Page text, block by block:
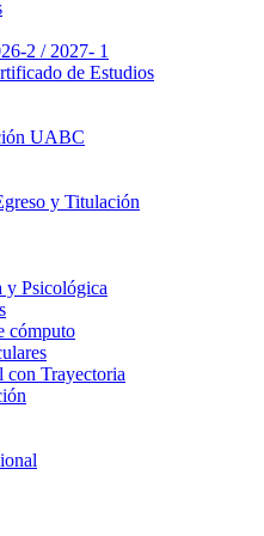
2 / 2027- 1
de Estudios
UABC
y Titulación
y Psicológica
cómputo
con Trayectoria